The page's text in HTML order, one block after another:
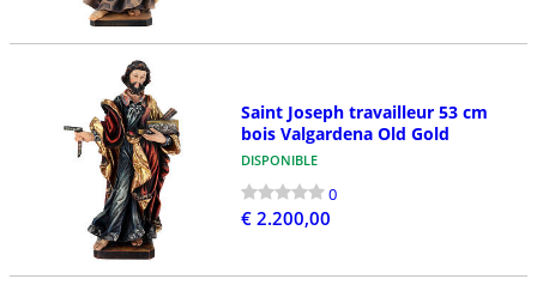
Saint Joseph travailleur 53 cm
bois Valgardena Old Gold
DISPONIBLE
0
€ 2.200,00